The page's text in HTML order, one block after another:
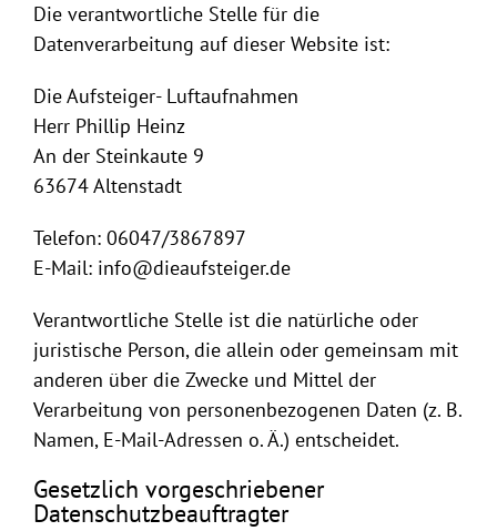
Die verantwortliche Stelle für die
Datenverarbeitung auf dieser Website ist:
Die Aufsteiger- Luftaufnahmen
Herr Phillip Heinz
An der Steinkaute 9
63674 Altenstadt
Telefon: 06047/3867897
E-Mail: info@dieaufsteiger.de
Verantwortliche Stelle ist die natürliche oder
juristische Person, die allein oder gemeinsam mit
anderen über die Zwecke und Mittel der
Verarbeitung von personenbezogenen Daten (z. B.
Namen, E-Mail-Adressen o. Ä.) entscheidet.
Gesetzlich vorgeschriebener
Datenschutzbeauftragter